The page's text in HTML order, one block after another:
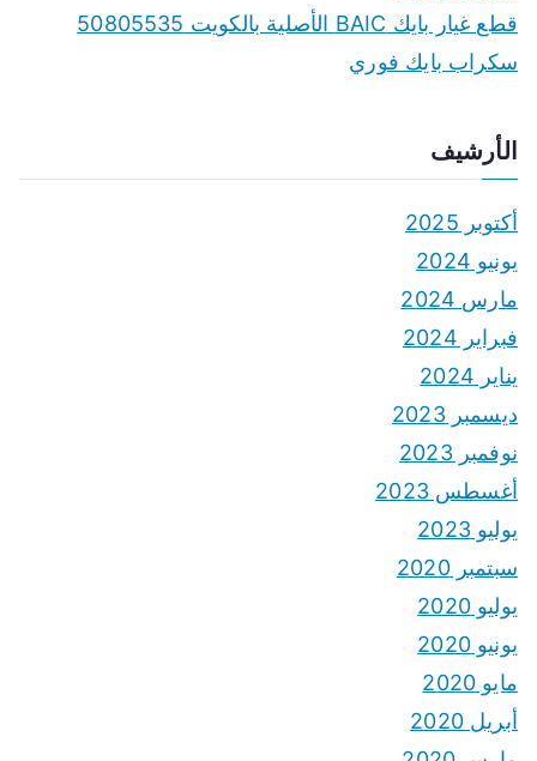
قطع غيار بايك BAIC الأصلية بالكويت 50805535
سكراب بايك فوري
الأرشيف
أكتوبر 2025
يونيو 2024
مارس 2024
فبراير 2024
يناير 2024
ديسمبر 2023
نوفمبر 2023
أغسطس 2023
يوليو 2023
سبتمبر 2020
يوليو 2020
يونيو 2020
مايو 2020
أبريل 2020